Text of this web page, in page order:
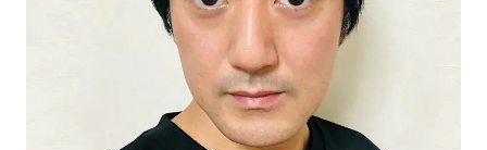
イン、プログラミングまでをワンストップでこな
すことを最大の強みとしているゲームデザイナ